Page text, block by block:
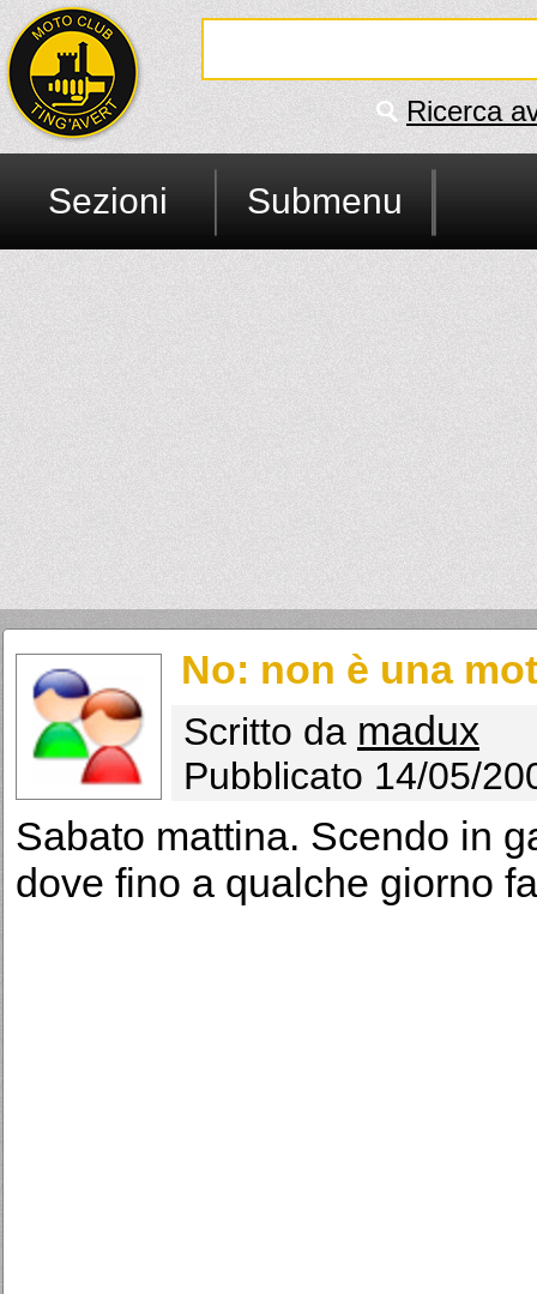
Ricerca
Sezioni Submenu
No: non è una
Scritto da madux
Pubblicato 14/05/
Sabato mattina. Scendo in
dove fino a qualche giorno